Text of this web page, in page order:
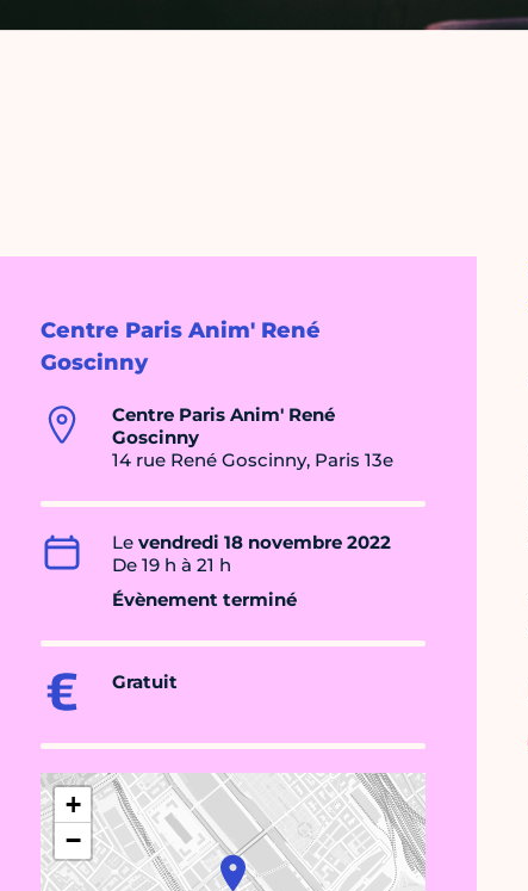
Centre Paris Anim' René
Goscinny
Centre Paris Anim' René
Goscinny
14 rue René Goscinny, Paris 13e
Le vendredi 18 novembre 2022
De 19 h à 21 h
Évènement terminé
Gratuit
+
−